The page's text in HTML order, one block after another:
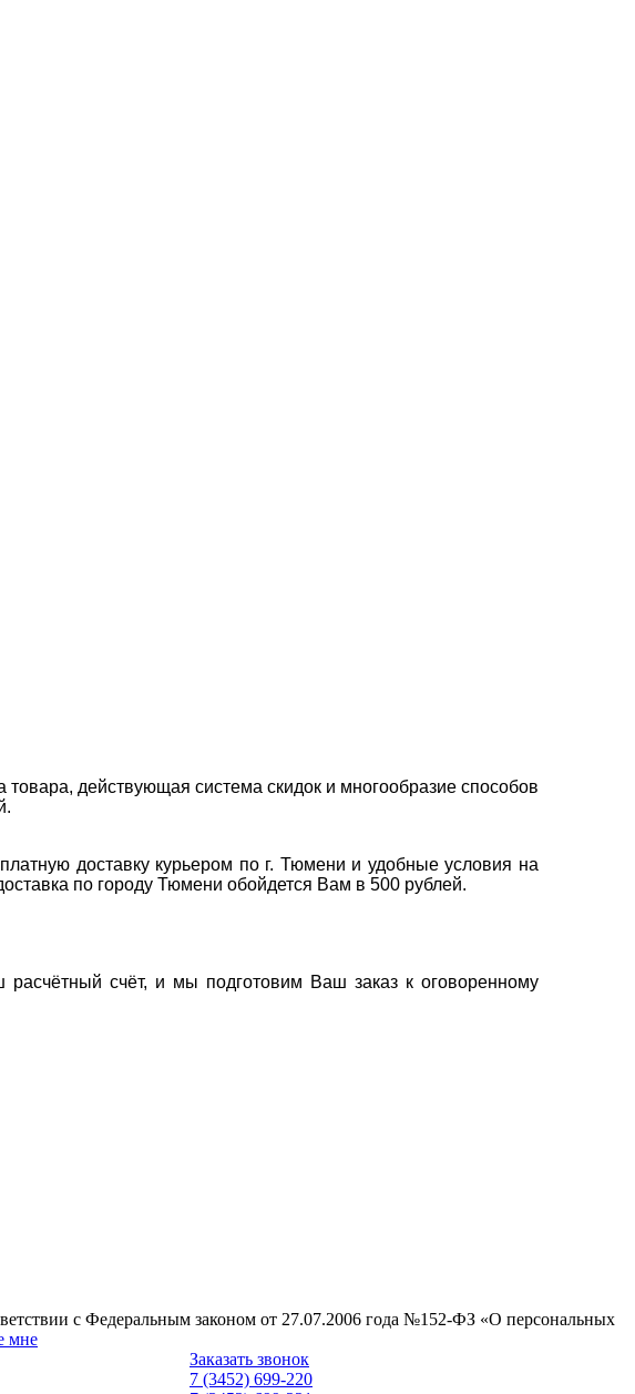
действующая система скидок и многообразие способов
доставку курьером по г. Тюмени и удобные условия на
по городу Тюмени обойдется Вам в 500 рублей.
счёт, и мы подготовим Ваш заказ к оговоренному
с Федеральным законом от 27.07.2006 года №152-ФЗ «О персональных
мне
Заказать звонок
7 (3452) 699-220